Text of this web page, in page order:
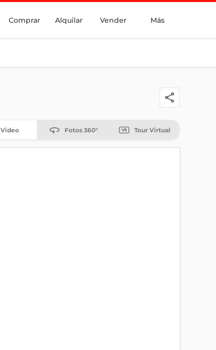
Comprar Alquilar Vender Más
Video Fotos 360° Tour Virtual